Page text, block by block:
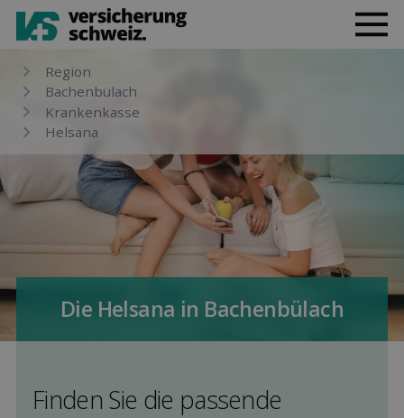
Region
Bachenbülach
Kranken­kasse
Helsana
Die Helsana in Bachenbülach
Finden Sie die pas­sende